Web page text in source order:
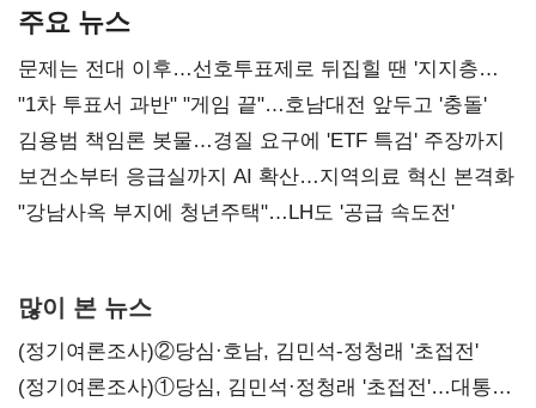
주요 뉴스
문제는 전대 이후…선호투표제로 뒤집힐 땐 '지지층
불복'
"1차 투표서 과반" "게임 끝"…호남대전 앞두고 '충돌'
김용범 책임론 봇물…경질 요구에 'ETF 특검' 주장까지
보건소부터 응급실까지 AI 확산…지역의료 혁신 본격화
"강남사옥 부지에 청년주택"…LH도 '공급 속도전'
많이 본 뉴스
(정기여론조사)②당심·호남, 김민석-정청래 '초접전'
(정기여론조사)①당심, 김민석·정청래 '초접전'…대통령